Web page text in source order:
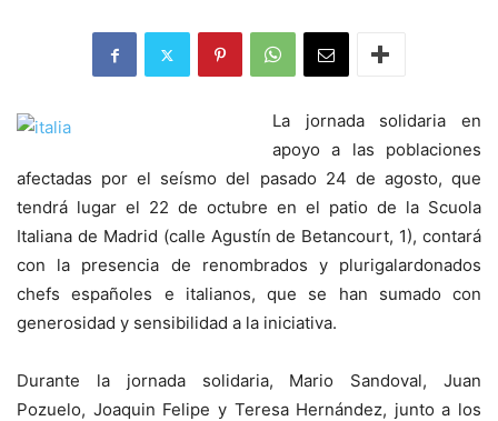
La jornada solidaria en
apoyo a las poblaciones
afectadas por el seísmo del pasado 24 de agosto, que
tendrá lugar el 22 de octubre en el patio de la Scuola
Italiana de Madrid (calle Agustín de Betancourt, 1), contará
con la presencia de renombrados y plurigalardonados
chefs españoles e italianos, que se han sumado con
generosidad y sensibilidad a la iniciativa.
Durante la jornada solidaria, Mario Sandoval, Juan
Pozuelo, Joaquin Felipe y Teresa Hernández, junto a los